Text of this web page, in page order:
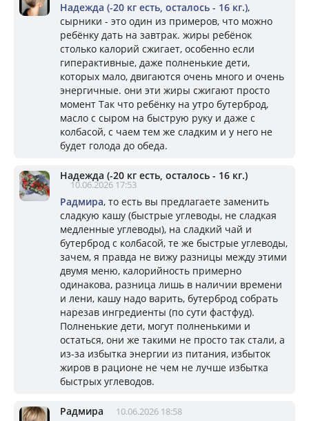
Надежда (-20 кг есть, осталось - 16 кг.),
сырники - это один из примеров, что можно
ребёнку дать на завтрак. жиры ребёнок
столько калорий сжигает, особенно если
гиперактивные, даже полненькие дети,
которых мало, двигаются очень много и очень
энергичные. они эти жиры сжигают просто
момент Так что ребёнку на утро бутерброд,
масло с сыром на быструю руку и даже с
колбасой, с чаем тем же сладким и у него не
будет голода до обеда.
Надежда (-20 кг есть, осталось - 16 кг.)
10.06.2026 17:53
Радмира, то есть вы предлагаете заменить
сладкую кашу (быстрые углеводы, не сладкая
медленные углеводы), на сладкий чай и
бутерброд с колбасой, те же быстрые углеводы,
зачем, я правда не вижу разницы между этими
двумя меню, калорийность примерно
одинакова, разница лишь в наличии времени
и лени, кашу надо варить, бутерброд собрать
нарезав ингредиенты (по сути фастфуд).
Полненькие дети, могут полненькими и
остаться, они же такими не просто так стали, а
из-за избытка энергии из питания, избыток
жиров в рационе не чем не лучше избытка
быстрых углеводов.
Радмира 10.06.2026 18:58